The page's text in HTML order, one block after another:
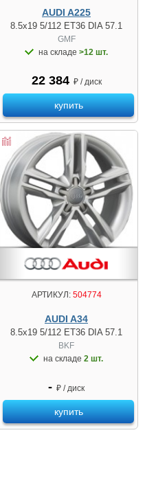
AUDI A225
8.5x19 5/112 ET36 DIA 57.1
GMF
на складе >12 шт.
22 384 ₽ / диск
купить
АРТИКУЛ:504774
AUDI A34
8.5x19 5/112 ET36 DIA 57.1
BKF
на складе 2 шт.
- ₽ / диск
купить